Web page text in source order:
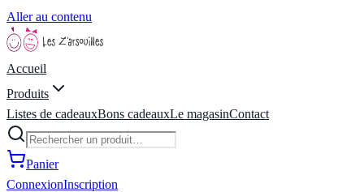
Aller au contenu
Accueil
Produits
Listes de cadeauxBons cadeauxLe magasinContact
Panier
ConnexionInscription